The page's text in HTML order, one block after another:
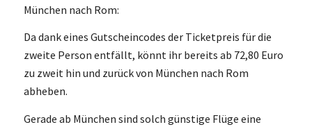
München nach Rom:
Da dank eines Gutscheincodes der Ticketpreis für die
zweite Person entfällt, könnt ihr bereits ab 72,80 Euro
zu zweit hin und zurück von München nach Rom
abheben.
Gerade ab München sind solch günstige Flüge eine